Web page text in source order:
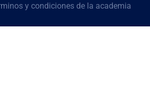
y condiciones de la academia